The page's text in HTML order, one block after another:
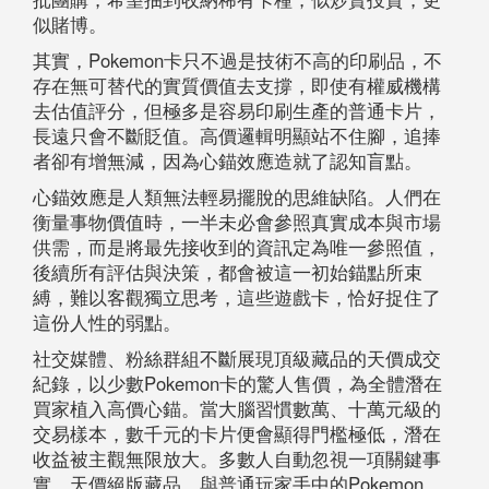
似賭博。
其實，Pokemon卡只不過是技術不高的印刷品，不
存在無可替代的實質價值去支撐，即使有權威機構
去估值評分，但極多是容易印刷生產的普通卡片，
長遠只會不斷貶值。高價邏輯明顯站不住腳，追捧
者卻有增無減，因為心錨效應造就了認知盲點。
心錨效應是人類無法輕易擺脫的思維缺陷。人們在
衡量事物價值時，一半未必會參照真實成本與市場
供需，而是將最先接收到的資訊定為唯一參照值，
後續所有評估與決策，都會被這一初始錨點所束
縛，難以客觀獨立思考，這些遊戲卡，恰好捉住了
這份人性的弱點。
社交媒體、粉絲群組不斷展現頂級藏品的天價成交
紀錄，以少數Pokemon卡的驚人售價，為全體潛在
買家植入高價心錨。當大腦習慣數萬、十萬元級的
交易樣本，數千元的卡片便會顯得門檻極低，潛在
收益被主觀無限放大。多數人自動忽視一項關鍵事
實，天價絕版藏品，與普通玩家手中的Pokemon